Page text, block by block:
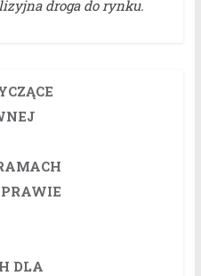
droga do rynku.
DLA